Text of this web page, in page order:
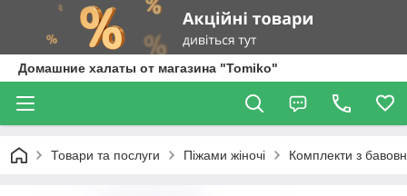
Домашние халаты от магазина "Tomiko"
Товари та послуги Піжами жіночі Комплекти з